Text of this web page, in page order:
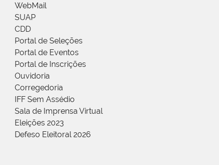
WebMail
SUAP
CDD
Portal de Seleções
Portal de Eventos
Portal de Inscrições
Ouvidoria
Corregedoria
IFF Sem Assédio
Sala de Imprensa Virtual
Eleições 2023
Defeso Eleitoral 2026